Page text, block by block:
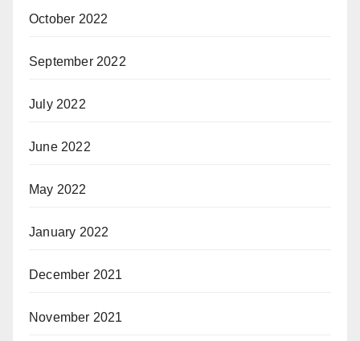
October 2022
September 2022
July 2022
June 2022
May 2022
January 2022
December 2021
November 2021